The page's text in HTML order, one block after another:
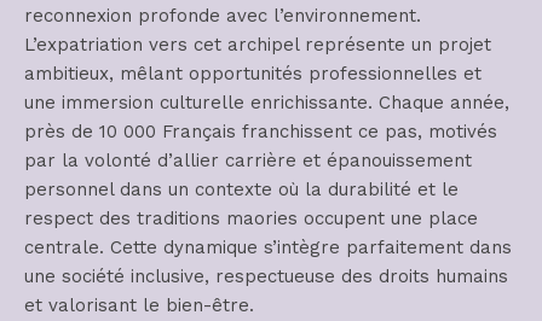
reconnexion profonde avec l’environnement.
L’expatriation vers cet archipel représente un projet
ambitieux, mêlant opportunités professionnelles et
une immersion culturelle enrichissante. Chaque année,
près de 10 000 Français franchissent ce pas, motivés
par la volonté d’allier carrière et épanouissement
personnel dans un contexte où la durabilité et le
respect des traditions maories occupent une place
centrale. Cette dynamique s’intègre parfaitement dans
une société inclusive, respectueuse des droits humains
et valorisant le bien-être.